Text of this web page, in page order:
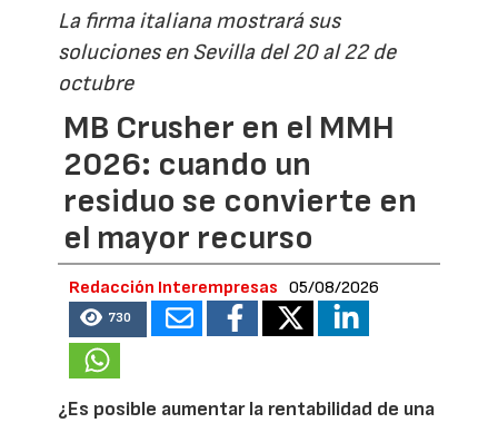
La firma italiana mostrará sus
soluciones en Sevilla del 20 al 22 de
octubre
MB Crusher en el MMH
2026: cuando un
residuo se convierte en
el mayor recurso
Redacción Interempresas 05/08/2026
730
¿Es posible aumentar la rentabilidad de una